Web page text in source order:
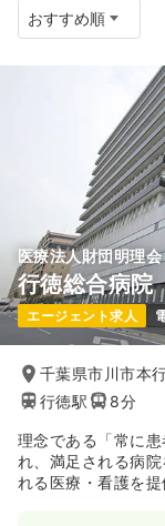
医療法人財団明理会
行徳総合病院
エージェント求人
千葉県市川市本
行徳駅
8分
理念である「常に
れ、満足される病
れる医療・看護を